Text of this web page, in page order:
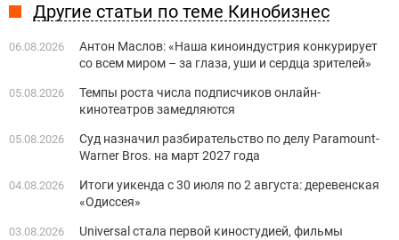
Другие статьи по теме Кинобизнес
06.08.2026
Антон Маслов: «Наша киноиндустрия конкурирует
со всем миром – за глаза, уши и сердца зрителей»
05.08.2026
Темпы роста числа подписчиков онлайн-
кинотеатров замедляются
05.08.2026
Суд назначил разбирательство по делу Paramount-
Warner Bros. на март 2027 года
04.08.2026
Итоги уикенда с 30 июля по 2 августа: деревенская
«Одиссея»
03.08.2026
Universal стала первой киностудией, фильмы